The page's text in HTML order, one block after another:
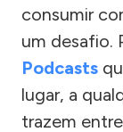
consumir
um desafio.
Podcasts
lugar, a
trazem